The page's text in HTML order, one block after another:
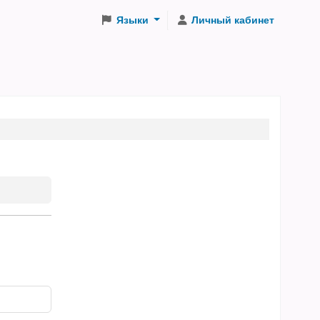
Языки Личный кабинет